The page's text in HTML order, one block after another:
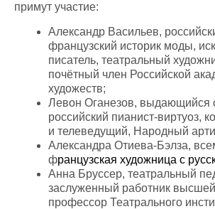
примут участие:
Александр Васильев,
французский историк моды,
писатель, театральный
почётный член Российской
художеств;
Левон Оганезов, выдающийся
российский пианист-виртуоз,
и телеведущий, Народный
Александра Отиева-Бэлза,
французская художница с
Анна Бруссер, театральный
заслуженный работник
профессор Театрального